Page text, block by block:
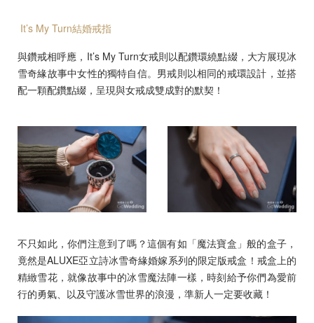
It’s My Turn結婚戒指
與鑽戒相呼應，It’s My Turn女戒則以配鑽環繞點綴，大方展現冰
雪奇緣故事中女性的獨特自信。男戒則以相同的戒環設計，並搭
配一顆配鑽點綴，呈現與女戒成雙成對的默契！
不只如此，你們注意到了嗎？這個有如「魔法寶盒」般的盒子，
竟然是ALUXE亞立詩冰雪奇緣婚嫁系列的限定版戒盒！戒盒上的
精緻雪花，就像故事中的冰雪魔法陣一樣，時刻給予你們為愛前
行的勇氣、以及守護冰雪世界的浪漫，準新人一定要收藏！